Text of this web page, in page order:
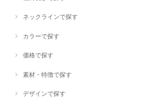
ネックラインで探す
カラーで探す
価格で探す
素材・特徴で探す
デザインで探す